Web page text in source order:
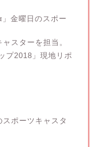
」金曜日のスポー
スターを担当。
プ2018」現地リポ
ポーツキャスタ